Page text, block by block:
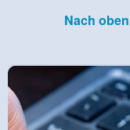
Nach